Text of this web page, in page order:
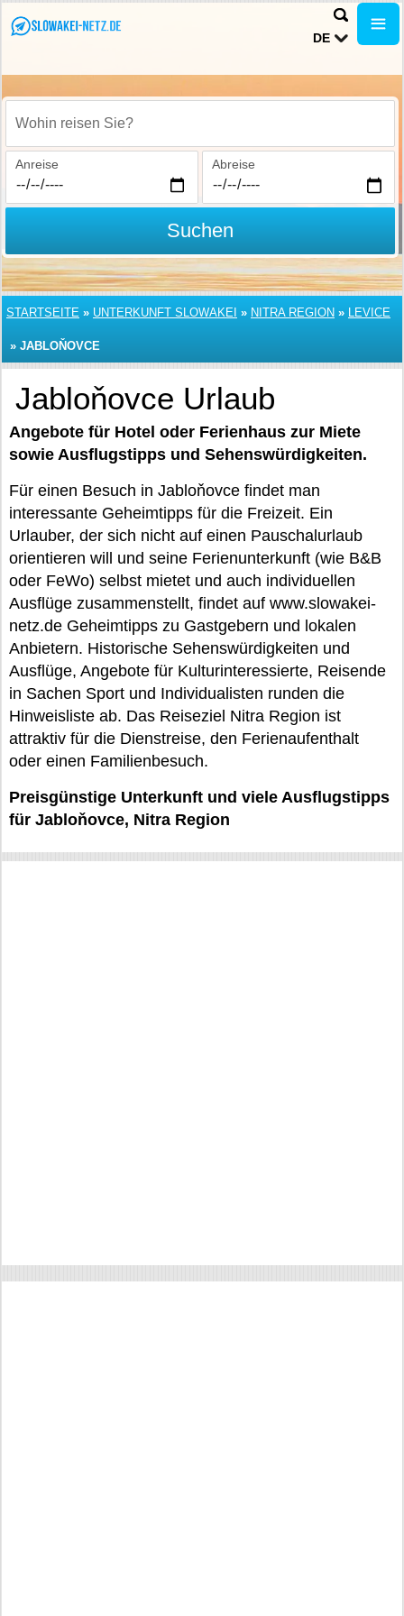
DE
Wohin reisen Sie?
Anreise Abreise
Suchen
STARTSEITE » UNTERKUNFT SLOWAKEI » NITRA REGION » LEVICE
» JABLOŇOVCE
Jabloňovce Urlaub
Angebote für Hotel oder Ferienhaus zur Miete
sowie Ausflugstipps und Sehenswürdigkeiten.
Für einen Besuch in Jabloňovce findet man
interessante Geheimtipps für die Freizeit. Ein
Urlauber, der sich nicht auf einen Pauschalurlaub
orientieren will und seine Ferienunterkunft (wie B&B
oder FeWo) selbst mietet und auch individuellen
Ausflüge zusammenstellt, findet auf www.slowakei-
netz.de Geheimtipps zu Gastgebern und lokalen
Anbietern. Historische Sehenswürdigkeiten und
Ausflüge, Angebote für Kulturinteressierte, Reisende
in Sachen Sport und Individualisten runden die
Hinweisliste ab. Das Reiseziel Nitra Region ist
attraktiv für die Dienstreise, den Ferienaufenthalt
oder einen Familienbesuch.
Preisgünstige Unterkunft und viele Ausflugstipps
für Jabloňovce, Nitra Region